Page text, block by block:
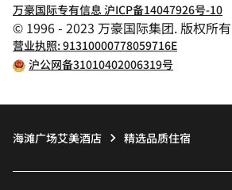
万豪国际专有信息 沪ICP备14047926号-10
© 1996 - 2023 万豪国际集团. 版权所有
营业执照: 91310000778059716E
沪公网备31010402006319号
海滩广场艾美酒店 精选品质住宿